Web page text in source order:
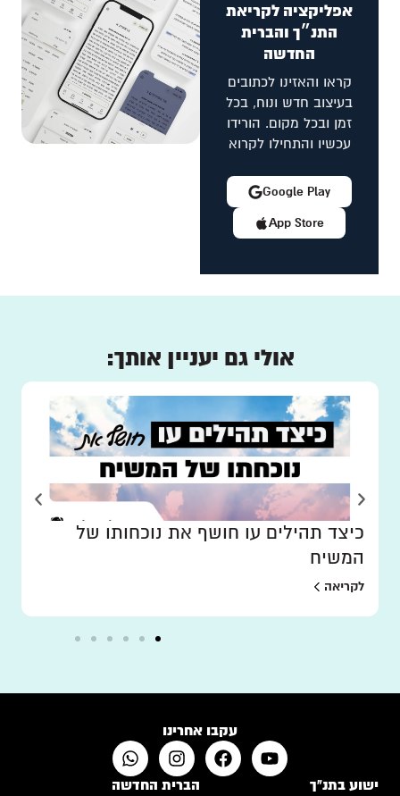
אפליקציה לקריאת
התנ״ך והברית
החדשה
קראו והאזינו לכתובים
בעיצוב חדש ונוח, בכל
זמן ובכל מקום. הורידו
עכשיו והתחילו לקרוא
App Store
Google Play
אולי גם יעניין אותך:
כיצד תהילים עו חושף את נוכחותו של
המשיח
לקריאה
עקבו אחרינו
ישוע בתנ"ך הברית החדשה